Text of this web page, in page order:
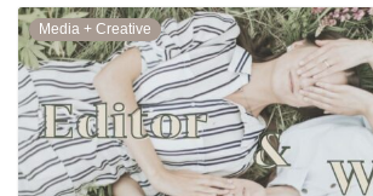
Media + Creative